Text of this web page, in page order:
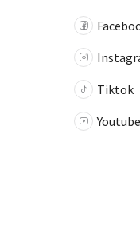
Tiktok
Youtube